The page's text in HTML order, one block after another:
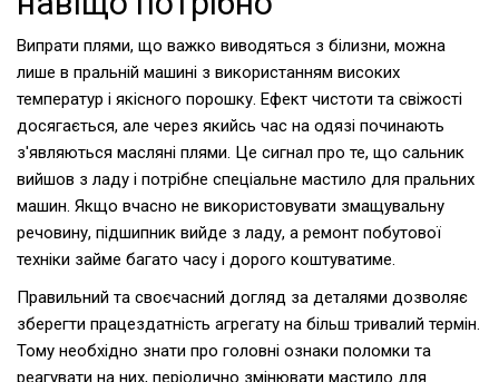
Випрати плями, що важко виводяться з білизни, можна
лише в пральній машині з використанням високих
температур і якісного порошку. Ефект чистоти та свіжості
досягається, але через якийсь час на одязі починають
з'являються масляні плями. Це сигнал про те, що сальник
вийшов з ладу і потрібне спеціальне мастило для пральних
машин. Якщо вчасно не використовувати змащувальну
речовину, підшипник вийде з ладу, а ремонт побутової
техніки займе багато часу і дорого коштуватиме.
Правильний та своєчасний догляд за деталями дозволяє
зберегти працездатність агрегату на більш тривалий термін.
Тому необхідно знати про головні ознаки поломки та
реагувати на них, періодично змінювати мастило для